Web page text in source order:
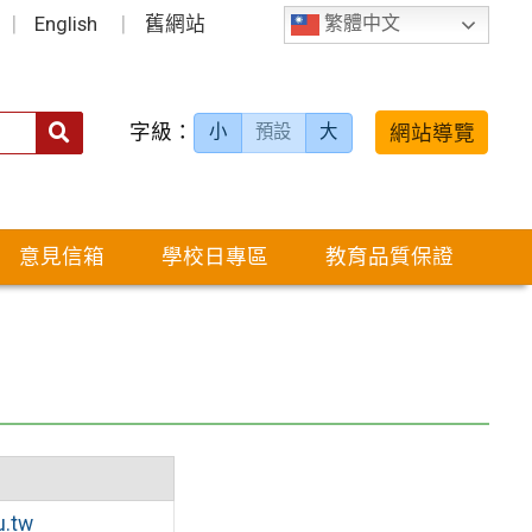
繁體中文
English 舊網站
字級： 小 預設 大 網站導覽
意見信箱 學校日專區 教育品質保證